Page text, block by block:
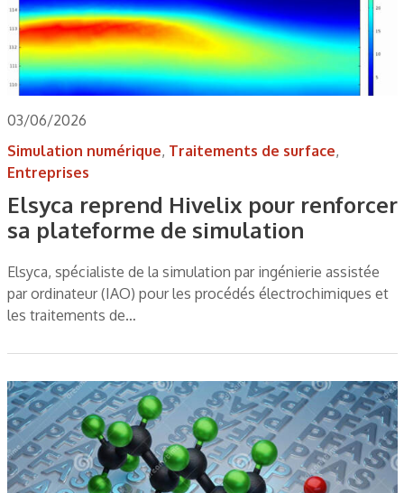
03/06/2026
Simulation numérique, Traitements de surface,
Entreprises
Elsyca reprend Hivelix pour renforcer
sa plateforme de simulation
Elsyca, spécialiste de la simulation par ingénierie assistée
par ordinateur (IAO) pour les procédés électrochimiques et
les traitements de…